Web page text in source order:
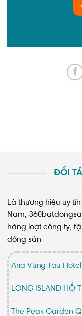
ĐỐI
Là thương hiệu uy
Nam,
hàng loạt công ty,
động sản
Aria Vũng Tàu Hotel
LONG ISLAND HỒ
The Peak Garden